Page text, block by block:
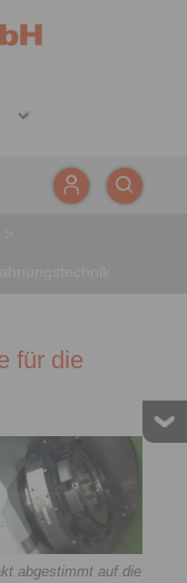
für die
abgestimmt auf die